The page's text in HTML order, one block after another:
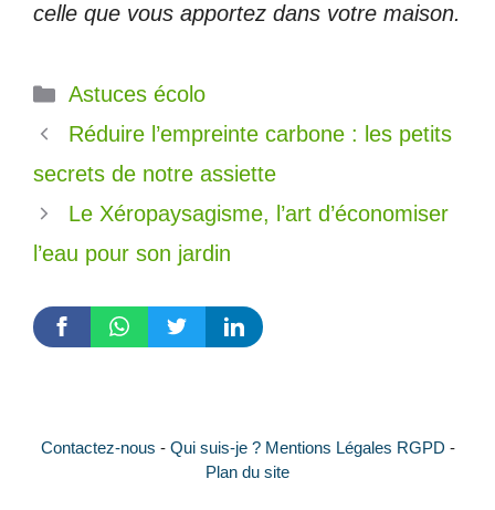
celle que vous apportez dans votre maison.
Catégories
Astuces écolo
Réduire l’empreinte carbone : les petits
secrets de notre assiette
Le Xéropaysagisme, l’art d’économiser
l’eau pour son jardin
Contactez-nous - Qui suis-je ? Mentions Légales RGPD -
Plan du site